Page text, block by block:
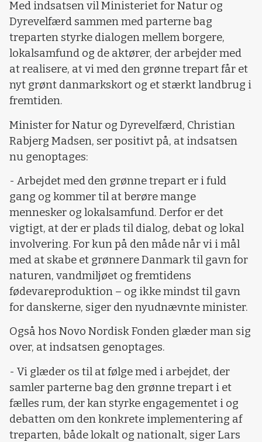
Med indsatsen vil Ministeriet for Natur og
Dyrevelfærd sammen med parterne bag
treparten styrke dialogen mellem borgere,
lokalsamfund og de aktører, der arbejder med
at realisere, at vi med den grønne trepart får et
nyt grønt danmarkskort og et stærkt landbrug i
fremtiden.
Minister for Natur og Dyrevelfærd, Christian
Rabjerg Madsen, ser positivt på, at indsatsen
nu genoptages:
- Arbejdet med den grønne trepart er i fuld
gang og kommer til at berøre mange
mennesker og lokalsamfund. Derfor er det
vigtigt, at der er plads til dialog, debat og lokal
involvering. For kun på den måde når vi i mål
med at skabe et grønnere Danmark til gavn for
naturen, vandmiljøet og fremtidens
fødevareproduktion – og ikke mindst til gavn
for danskerne, siger den nyudnævnte minister.
Også hos Novo Nordisk Fonden glæder man sig
over, at indsatsen genoptages.
- Vi glæder os til at følge med i arbejdet, der
samler parterne bag den grønne trepart i et
fælles rum, der kan styrke engagementet i og
debatten om den konkrete implementering af
treparten, både lokalt og nationalt, siger Lars